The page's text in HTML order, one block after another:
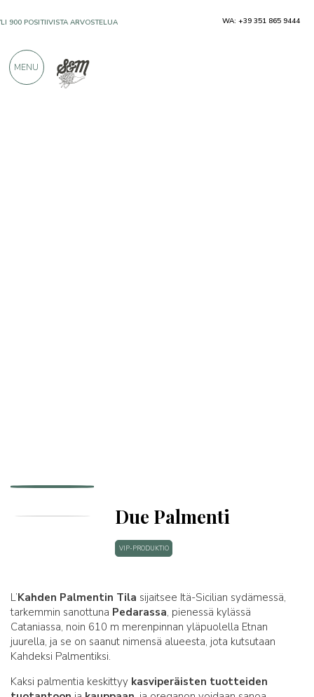
Due Palmenti
VIP-PRODUKTIO
L’Kahden Palmentin Tila sijaitsee Itä-Sicilian sydämessä,
tarkemmin sanottuna Pedarassa, pienessä kylässä
Cataniassa, noin 610 m merenpinnan yläpuolella Etnan
juurella, ja se on saanut nimensä alueesta, jota kutsutaan
Kahdeksi Palmentiksi.
Kaksi palmentia keskittyy kasviperäisten tuotteiden
900 POSITIIVISTA ARVOSTELUA WA: +39 351 865 9444
MENU